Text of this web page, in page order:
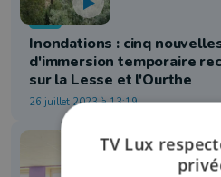
Info
Inondations : cinq
d'immersion temporaire
sur la Lesse et l'Ourthe
26 juillet 2023 à 13:19
TV Lux